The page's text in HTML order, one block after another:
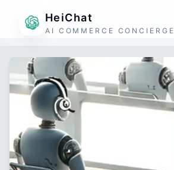
HeiChat
AI COMMERCE CONCIERGE